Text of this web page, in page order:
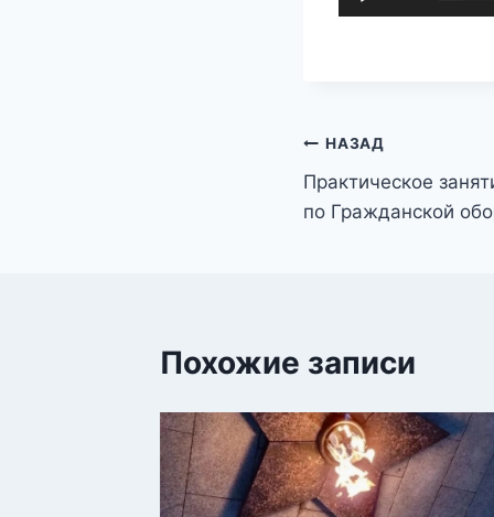
Навигация
по
НАЗАД
Практическое
по Гражданской
Похожие записи